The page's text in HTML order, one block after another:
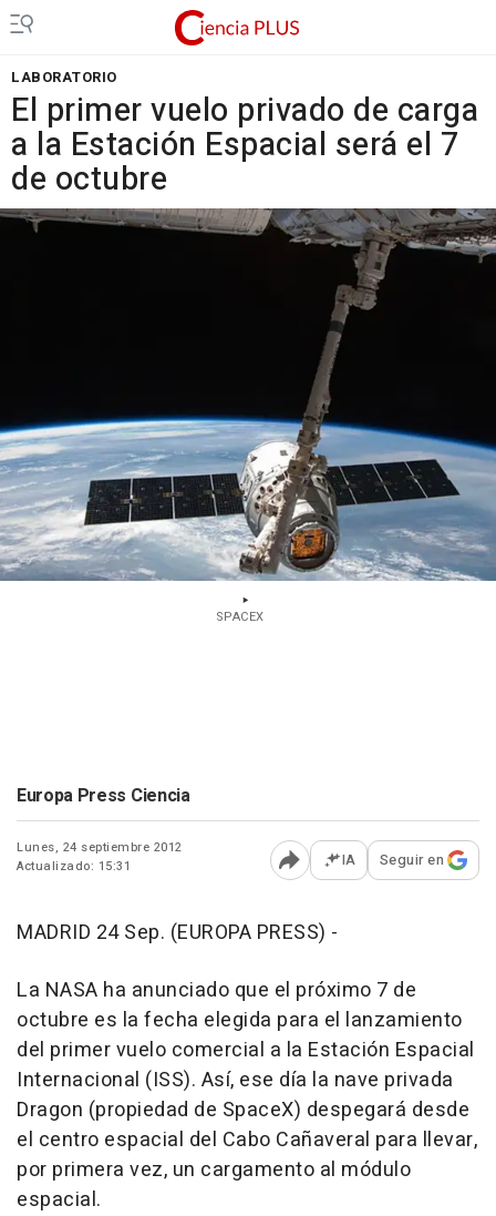
LABORATORIO
El primer vuelo privado de carga
a la Estación Espacial será el 7
de octubre
SPACEX
Europa Press Ciencia
Lunes, 24 septiembre 2012
Actualizado: 15:31
Abrir opciones para
IA Seguir en
MADRID 24 Sep. (EUROPA PRESS) -
La NASA ha anunciado que el próximo 7 de
octubre es la fecha elegida para el lanzamiento
del primer vuelo comercial a la Estación Espacial
Internacional (ISS). Así, ese día la nave privada
Dragon (propiedad de SpaceX) despegará desde
el centro espacial del Cabo Cañaveral para llevar,
por primera vez, un cargamento al módulo
espacial.